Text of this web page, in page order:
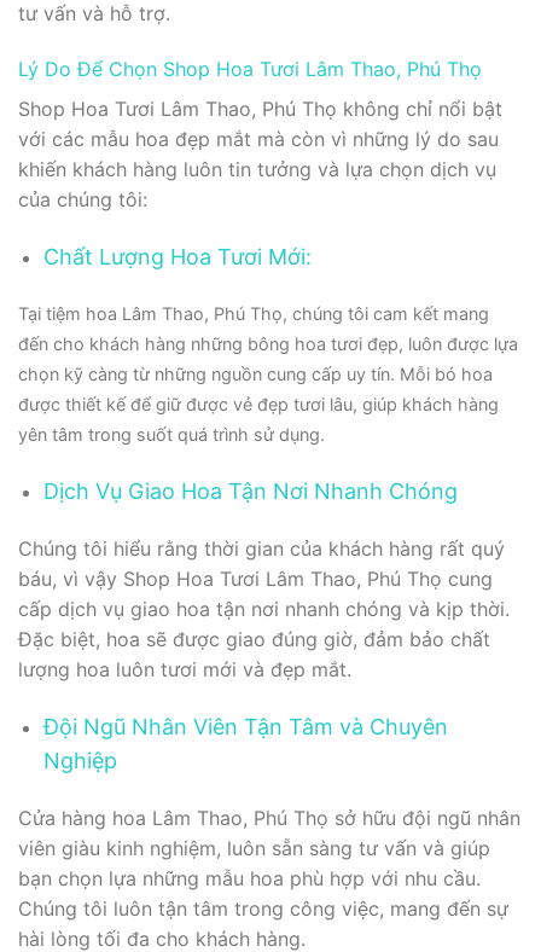
tư vấn và hỗ trợ.
Lý Do Để Chọn Shop Hoa Tươi Lâm Thao, Phú Thọ
Shop Hoa Tươi Lâm Thao, Phú Thọ không chỉ nổi bật
với các mẫu hoa đẹp mắt mà còn vì những lý do sau
khiến khách hàng luôn tin tưởng và lựa chọn dịch vụ
của chúng tôi:
Chất Lượng Hoa Tươi Mới:
Tại tiệm hoa Lâm Thao, Phú Thọ, chúng tôi cam kết mang
đến cho khách hàng những bông hoa tươi đẹp, luôn được lựa
chọn kỹ càng từ những nguồn cung cấp uy tín. Mỗi bó hoa
được thiết kế để giữ được vẻ đẹp tươi lâu, giúp khách hàng
yên tâm trong suốt quá trình sử dụng.
Dịch Vụ Giao Hoa Tận Nơi Nhanh Chóng
Chúng tôi hiểu rằng thời gian của khách hàng rất quý
báu, vì vậy Shop Hoa Tươi Lâm Thao, Phú Thọ cung
cấp dịch vụ giao hoa tận nơi nhanh chóng và kịp thời.
Đặc biệt, hoa sẽ được giao đúng giờ, đảm bảo chất
lượng hoa luôn tươi mới và đẹp mắt.
Đội Ngũ Nhân Viên Tận Tâm và Chuyên
Nghiệp
Cửa hàng hoa Lâm Thao, Phú Thọ sở hữu đội ngũ nhân
viên giàu kinh nghiệm, luôn sẵn sàng tư vấn và giúp
bạn chọn lựa những mẫu hoa phù hợp với nhu cầu.
Chúng tôi luôn tận tâm trong công việc, mang đến sự
hài lòng tối đa cho khách hàng.